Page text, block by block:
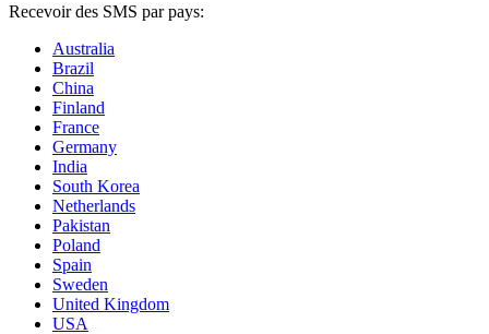
Recevoir des SMS par pays:
Australia
Brazil
China
Finland
France
Germany
India
South Korea
Netherlands
Pakistan
Poland
Spain
Sweden
United Kingdom
USA